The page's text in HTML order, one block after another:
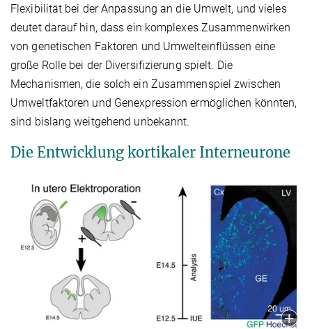
Flexibilität bei der Anpassung an die Umwelt, und vieles
deutet darauf hin, dass ein komplexes Zusammenwirken
von genetischen Faktoren und Umwelteinflüssen eine
große Rolle bei der Diversifizierung spielt. Die
Mechanismen, die solch ein Zusammenspiel zwischen
Umweltfaktoren und Genexpression ermöglichen könnten,
sind bislang weitgehend unbekannt.
Die Entwicklung kortikaler Interneurone